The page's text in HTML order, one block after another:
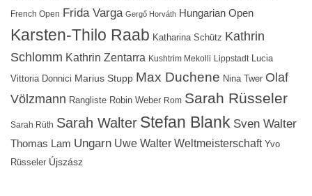
French Open Frida Varga Gergő Horváth Hungarian Open
Karsten-Thilo Raab Katharina Schütz Kathrin
Schlomm Kathrin Zentarra Kushtrim Mekolli Lippstadt Lucia
Vittoria Donnici Marius Stupp Max Duchene Nina Twer Olaf
Völzmann Rangliste Robin Weber Rom Sarah Rüsseler
Sarah Rüth Sarah Walter Stefan Blank Sven Walter
Thomas Lam Ungarn Uwe Walter Weltmeisterschaft Yvo
Rüsseler Újszász